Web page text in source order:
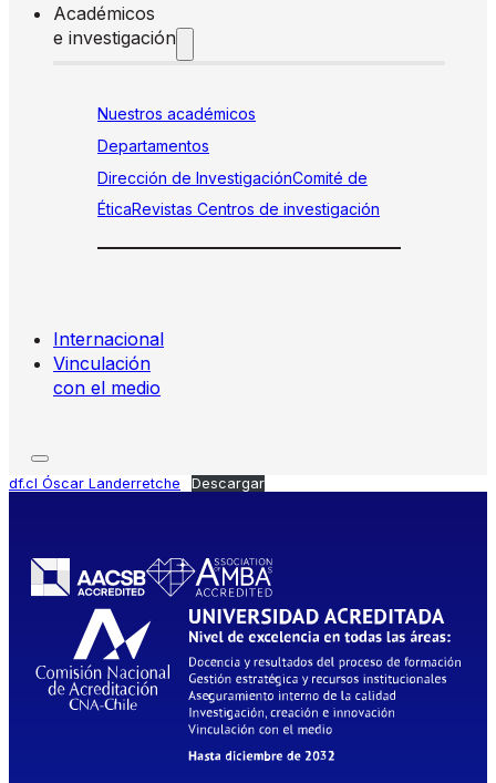
Académicos
e investigación
Nuestros académicos
Departamentos
Dirección de InvestigaciónComité de
ÉticaRevistas Centros de investigación
Internacional
Vinculación
con el medio
df.cl Óscar Landerretche Descargar